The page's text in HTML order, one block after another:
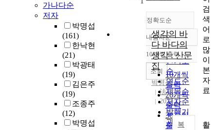
가나다순
저자
박명섭
(161)
한낙현
(21)
박광태
(19)
김은주
(19)
조종주
(12)
박명섭
정확도순
정확도
순
인기도
순
연도순
제목순
저자순
발행기
관순
내림차순
내림차순
10개씩 출력
10개씩
출력
20개씩
출력
30개씩
출력
조회
생각의 바
다 바다의
생각 : 산문
집
박명섭
法文社
2021
복
검
색
어
로
많
이
본
자
료
활